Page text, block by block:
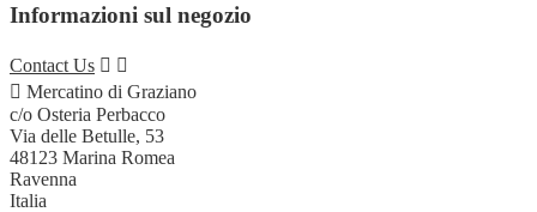
Informazioni sul negozio
Contact Us  
 Mercatino di Graziano
c/o Osteria Perbacco
Via delle Betulle, 53
48123 Marina Romea
Ravenna
Italia